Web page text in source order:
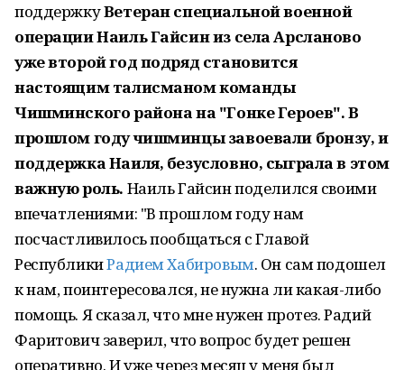
поддержкуВетеран специальной военной
операции Наиль Гайсин из села Арсланово
уже второй год подряд становится
настоящим талисманом команды
Чишминского района на "Гонке Героев". В
прошлом году чишминцы завоевали бронзу, и
поддержка Наиля, безусловно, сыграла в этом
важную роль. Наиль Гайсин поделился своими
впечатлениями: "В прошлом году нам
посчастливилось пообщаться с Главой
РеспубликиРадием Хабировым. Он сам подошел
к нам, поинтересовался, не нужна ли какая-либо
помощь. Я сказал, что мне нужен протез. Радий
Фаритович заверил, что вопрос будет решен
оперативно. И уже через месяц у меня был